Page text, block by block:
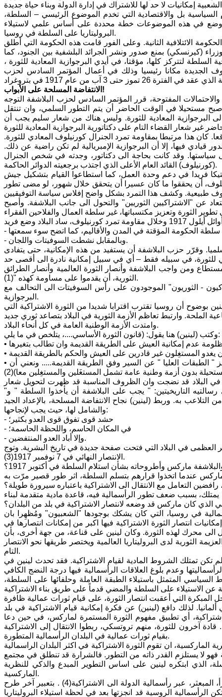
بل والاقتصادية التي تخدم الموضوع الرئيسي – السلطة،
ووضع في هذه الموضوعات خطة محددة على أساس علمي لاستيلاء
البروليتاريا على السلطة في روسيا.
الائتلافية الثانية. وعلى الفور قامت هذه الحكومة التي أطلق
(كيرنسكي) بمنع صدور ونشر الجرائد البلشفية بين الجنود، كما
لتتركز كلها، مؤقتا، في أيدي البرجوازية المعادية للثورة ،
الجديدة مكانا رئيسيا وذلك في أعمال المؤتمر السادس لحزب
الانتفاضة المسلحة على الأبواب!
المفتوحة، قرر المؤتمر السادس لحزب البلاشفة التوجه
اصبح مستحيلا في الوقت الحاضر أن يتم التطور السلمي، وان تنتقل
البرجوازية المعادية للثورة. وليس هناك من شعار سليم يجب أن
هذا مرتبطا بمقاومة تمرد الجنرال كورنيلوف المعادي للثورة.
قيادي فيها، إلا أن البرجوازية الإمبريالية لم تكن راضية عن ذلك.
سياستها. وقد كانت بحاجة الى دكتاتور، وجدته في شخص الجنرال
(كورنيلوف) القائد العام الأعلى الذي اجتذب برجعيته الدوائر الحاكمة.
فريدا في دعم وحدة العمل، كما استطاعوا القيام بتشكيل جيش
أن يحققوا ما كان عسيرا أن يتحقق خلال شهور، لو مضى تطور
عن "الاشتراكيين الثوريين" والتحول الى جانب البلاشفة. وأصبح
- وبالمقابل نشطت السوفيتات واللجان.
وقرّر حزب البلاشفة أن يستفيد من هذه الإمكانية، حتى يتفادى
للثورة، في سبيله فقط – أي في سبيل إمكانية نادرة الى أقصى حد
ومن واجب البلاشفة وأنصار الثورة العالمية وأنصار الطرائق
الثورية، أن يقدموا على مساومة كهذه "(1).
- الثوريون" الموجودون على رأس السوفيتات الى التحالف مع
البرجوازية.
بوضوح أن روسيا تقترب اقترابا شديدا من الثورة الاشتراكية التي
وامتدت الأزمة الوطنية العامة في كل أنحاء البلاد.
وكتب (لينين) هنا يقول: (قانون الثورة الأساسي....، يتلخص في ما يلي:
• الثورة لا يمكن أن تنتصر إلا عندما تمزق " الطبقات الدنيا " عن القديم، وعندما تعجز " الطبقات العليا " عن السير وفق الطريقة القديمة..... ونعني أن
في البلاد قد نضجت وان الظروف المناسبة قد ظهرت لتحويل شعار
التاريخيتين: " يجب على البلاشفة أن يأخذوا السلطة " و"
به. وربط (لينين) نجاح الانتفاضة المسلحة، بالإعداد الجيد
والشامل لها، حيث يجب لإنجاحها:
- حشد قوى تفوق قوى العدو بكثير؛
- في المكان الحاسم، واللحظة الحاسمة؛
- وإلا أباد العدو المنتفضين.
العظمى في البلاد التي فتحت صفحة جديدة في تاريخ البشرية. وتوج
الانتصار النهائي في 7 نوفمبر 1917(3).
ماركس وأطروحاته بشأن استلام السلطة في أكتوبر 1917؟
عندما اتخذوا قرارهم بتسلم السلطة، اثر طور قصير مرّت به
التعامل مع الانتقال الى الاشتراكية باعتباره سيرورة طويلة؟
بسبب ضعف تطور الرأسمالية فيه، قاعدة مادية متقدمة لبناء
الذي كان ماركس قد وضعه لانتصار الاشتراكية في بلد من البلدان؟
في روسيا، التي كان يشكك بوجودها "الشعبيون" ومُظهِرا بان
انتصار الثورة الاشتراكية فيها اكبر من إمكانات انتصارها في
الى محرك لهذه الثورة. وكان لينين على قناعة، من جهة أخرى، بأن
الثورية لدى البروليتاريا العالمية ويختصر طريقها نحو الانتصار
التام.
تكن تمتلك الشروط المادية لقيام الاشتراكية. فقد تحدث لينين في
وعدم بلوغ العلاقات الرأسمالية فيها درجة النضج الكافي
المتمثل باستيلاء الطبقة العاملة وحلفائها على السلطة،
التي أعقبت انتصار الثورة، على قيام ثورات عمالية ظافرة
لذلك دافع (لينين) عن فكرة إمكانية قيام الاشتراكية في بلد
أي تطبيق مفهوم الثورة المستمرة لماركس، في حين دعا
آخرون للثورة، منهم تروتسكي، ربطوا الانتقال إلى الاشتراكية
بقيام ثورات عمالية في البلدان الرأسمالية المتطورة.
ان تقوم الثورة الاشتراكية في اكثر البلدان الراسمالية
فهو لا يستلزم القدر ذاته من التطور. فالشرارة قد تنطلق في مجتمع
الذي ابتكره لينين على اساس التطوير المبدع والذكي للنظرية
الماركسية.
على هذا الاساس قدم لينين الحل التالي: الانتقال من الانتاج الصغير الفردي، المجزأ، المبعثر، عبر رأسمالية الدولة الى الاشتراكية(4) . بتعبير آخر طرح
الرأسمالية الروسية قد انجزتها بعد في لحظة استيلاء البروليتاريا